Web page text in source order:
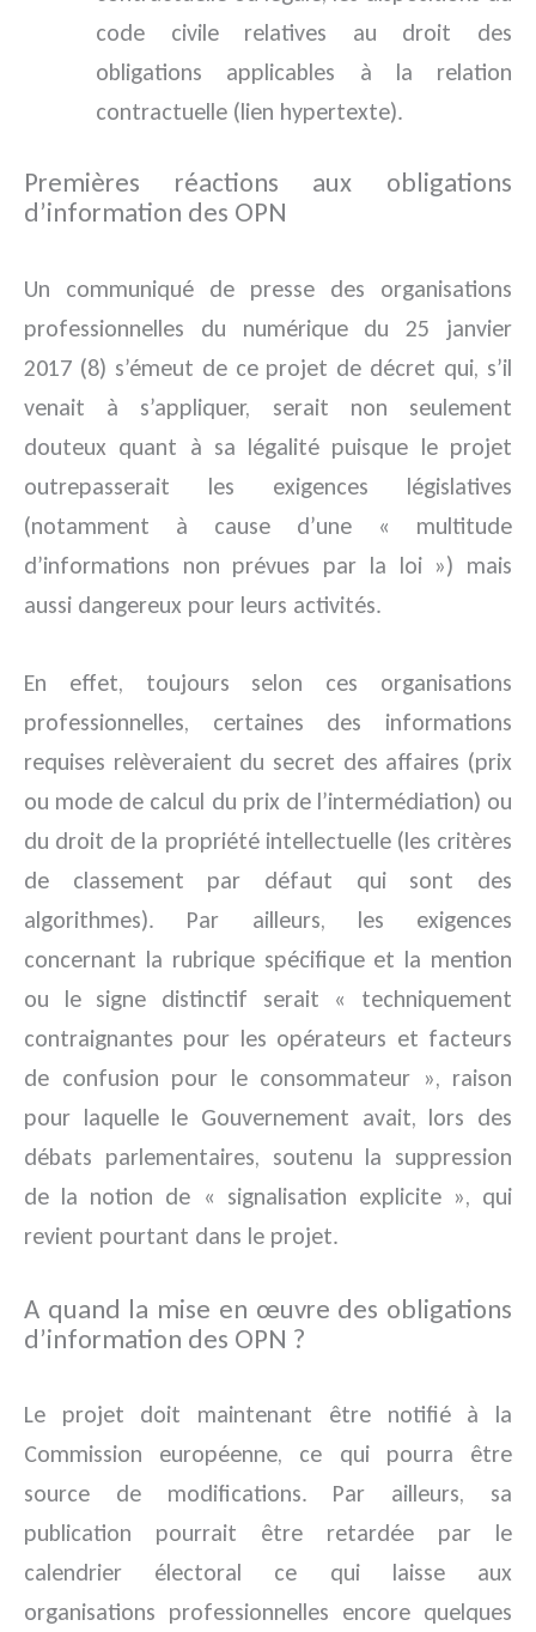
code civile relatives au droit des
obligations applicables à la relation
contractuelle (lien hypertexte).
Premières réactions aux obligations
d’information des OPN
Un communiqué de presse des organisations
professionnelles du numérique du 25 janvier
2017 (8) s’émeut de ce projet de décret qui, s’il
venait à s’appliquer, serait non seulement
douteux quant à sa légalité puisque le projet
outrepasserait les exigences législatives
(notamment à cause d’une « multitude
d’informations non prévues par la loi ») mais
aussi dangereux pour leurs activités.
En effet, toujours selon ces organisations
professionnelles, certaines des informations
requises relèveraient du secret des affaires (prix
ou mode de calcul du prix de l’intermédiation) ou
du droit de la propriété intellectuelle (les critères
de classement par défaut qui sont des
algorithmes). Par ailleurs, les exigences
concernant la rubrique spécifique et la mention
ou le signe distinctif serait « techniquement
contraignantes pour les opérateurs et facteurs
de confusion pour le consommateur », raison
pour laquelle le Gouvernement avait, lors des
débats parlementaires, soutenu la suppression
de la notion de « signalisation explicite », qui
revient pourtant dans le projet.
A quand la mise en œuvre des obligations
d’information des OPN ?
Le projet doit maintenant être notifié à la
Commission européenne, ce qui pourra être
source de modifications. Par ailleurs, sa
publication pourrait être retardée par le
calendrier électoral ce qui laisse aux
organisations professionnelles encore quelques